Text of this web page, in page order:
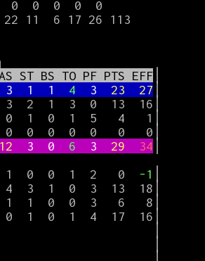
ST BS TO PF PTS EFF
3  1  1 4 3 23  27
2  1  3  0  13  16│
1  0  1  5   4   1│
0  0  0  0   0   0│
3  0 6 3 29 34
1  0  0  1  2   0
-1
3  1  0  3  13  18│
1  0  0  3   6   8│
1  0  1  4  17  16│